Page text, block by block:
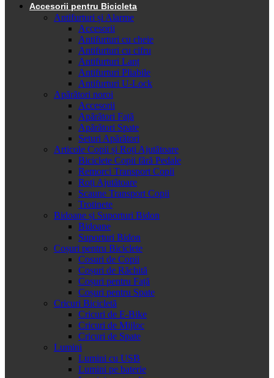
Accesorii pentru Bicicleta
Antifurturi și Alarme
Accesorii
Antifurturi cu cheie
Antifurturi cu cifru
Antifurturi Lanț
Antifurturi Pliabile
Antifurturi U-Lock
Apărători noroi
Accesorii
Apărători Față
Apărători Spate
Seturi Apărători
Articole Copii și Roți Ajutătoare
Biciclete Copii fără Pedale
Remorci Transport Copii
Roți Ajutătoare
Scaune Transport Copii
Trotinete
Bidoane și Suporturi Bidon
Bidoane
Suporturi Bidon
Coșuri pentru Biciclete
Cosuri de Copii
Coșuri de Răchită
Coșuri pentru Față
Coșuri pentru Spate
Cricuri Bicicletă
Cricuri de E-Bike
Cricuri de Mijloc
Cricuri de Spate
Lumini
Lumini cu USB
Lumini pe baterie